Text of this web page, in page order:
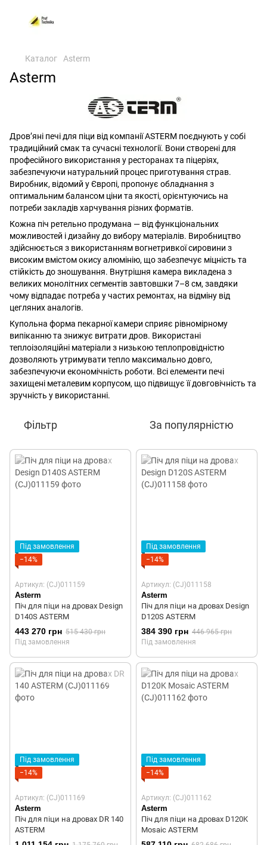
Каталог Asterm
Asterm
Дров’яні печі для піци від компанії ASTERM поєднують у собі
традиційний смак та сучасні технології. Вони створені для
професійного використання у ресторанах та піцеріях,
забезпечуючи натуральний процес приготування страв.
Виробник, відомий у Європі, пропонує обладнання з
оптимальним балансом ціни та якості, орієнтуючись на
потреби закладів харчування різних форматів.
Кожна піч ретельно продумана — від функціональних
можливостей і дизайну до вибору матеріалів. Виробництво
здійснюється з використанням вогнетривкої сировини з
високим вмістом окису алюмінію, що забезпечує міцність та
стійкість до зношування. Внутрішня камера викладена з
великих монолітних сегментів завтовшки 7–8 см, завдяки
чому відпадає потреба у частих ремонтах, на відміну від
цегляних аналогів.
Купольна форма пекарної камери сприяє рівномірному
випіканню та знижує витрати дров. Використані
теплоізоляційні матеріали з низькою теплопровідністю
дозволяють утримувати тепло максимально довго,
забезпечуючи економічність роботи. Всі елементи печі
захищені металевим корпусом, що підвищує її довговічність та
зручність у використанні.
Фільтр За популярністю
Під замовлення
−14%
Артикул: (CJ)011159
Asterm
Піч для піци на дровах Design
D140S ASTERM
443 270 грн 515 430 грн
Під замовлення
Під замовлення
−14%
Артикул: (CJ)011158
Asterm
Піч для піци на дровах Design
D120S ASTERM
384 390 грн 446 965 грн
Під замовлення
Під замовлення
−14%
Артикул: (CJ)011169
Asterm
Піч для піци на дровах DR 140
ASTERM
Під замовлення
−14%
Артикул: (CJ)011162
Asterm
Піч для піци на дровах D120K
Mosaic ASTERM